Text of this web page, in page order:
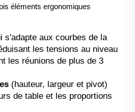
éléments ergonomiques
s'adapte aux courbes de la
les tensions au niveau
les réunions de plus de 3
(hauteur, largeur et pivot)
de table et les proportions